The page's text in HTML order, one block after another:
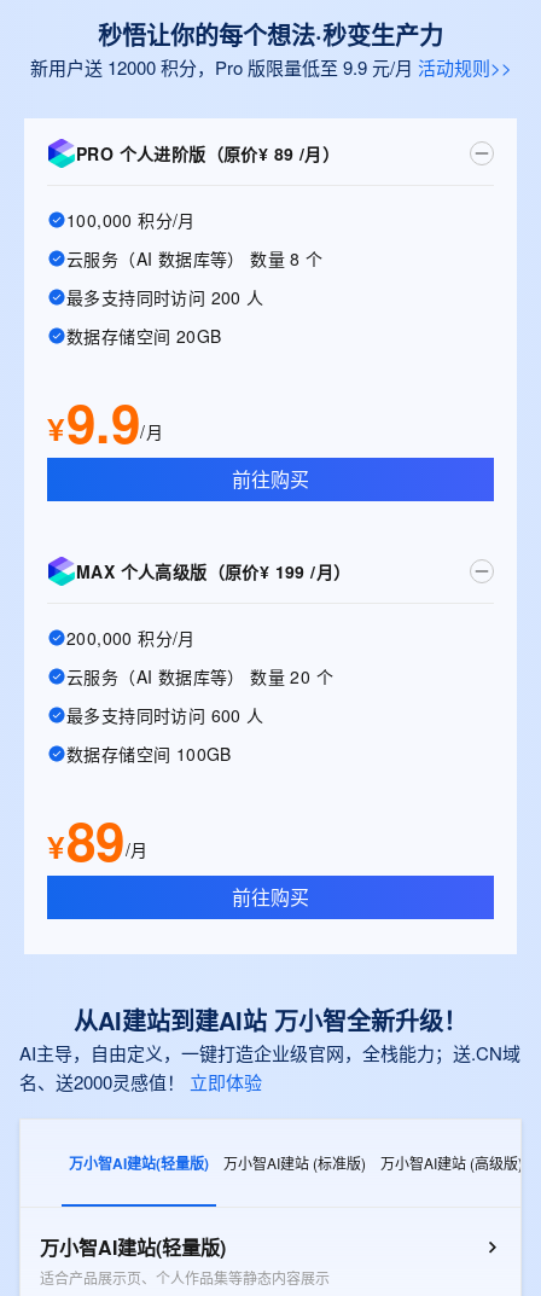
秒悟让你的每个想法·秒变生产力
新用户送 12000 积分，Pro 版限量低至 9.9 元/月 活动规则>>
PRO 个人进阶版（原价¥ 89 /月）
100,000 积分/月
云服务（AI 数据库等） 数量 8 个
最多支持同时访问 200 人
数据存储空间 20GB
¥9.9/月
前往购买
MAX 个人高级版（原价¥ 199 /月）
200,000 积分/月
云服务（AI 数据库等） 数量 20 个
最多支持同时访问 600 人
数据存储空间 100GB
¥89/月
前往购买
从AI建站到建AI站 万小智全新升级！
AI主导，自由定义，一键打造企业级官网，全栈能力；送.CN域
名、送2000灵感值！
立即体验
万小智AI建站(轻量版) 万小智AI建站 (标准版) 万小智AI建站 (高级版)
万小智AI建站(轻量版)
适合产品展示页、个人作品集等静态内容展示